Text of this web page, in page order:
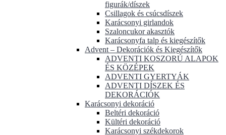
figurák/díszek
Csillagok és csúcsdíszek
Karácsonyi girlandok
Szaloncukor akasztók
Karácsonyfa talp és kiegészítők
Advent – Dekorációk és Kiegészítők
ADVENTI KOSZORÚ ALAPOK
ÉS KÖZÉPEK
ADVENTI GYERTYÁK
ADVENTI DÍSZEK ÉS
DEKORÁCIÓK
Karácsonyi dekoráció
Beltéri dekoráció
Kültéri dekoráció
Karácsonyi székdekorok